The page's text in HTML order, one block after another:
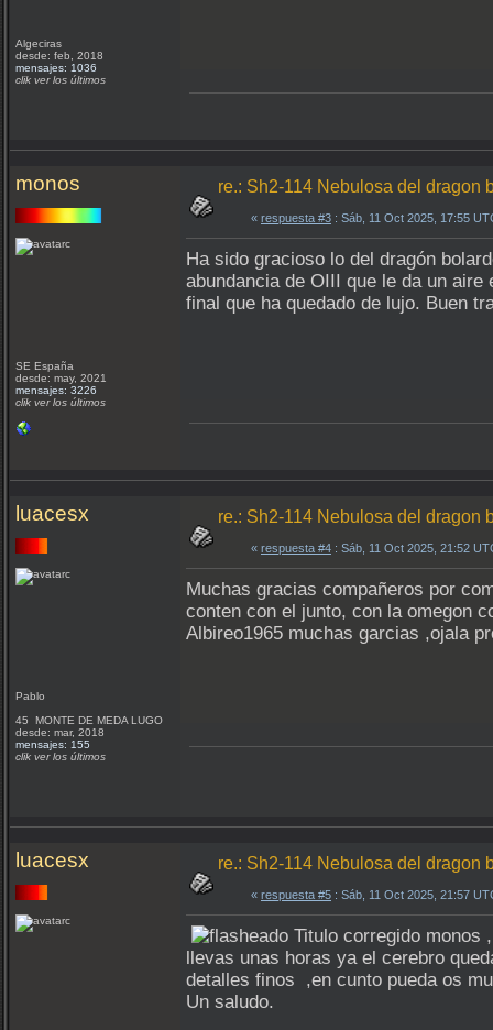
Algeciras
desde: feb, 2018
mensajes: 1036
clik ver los últimos
monos
SE España
desde: may, 2021
mensajes: 3226
clik ver los últimos
re.: Sh2-114 Nebulosa del dragon
« respuesta #3 : Sáb, 11 Oct 2025, 17:55
Ha sido gracioso lo del dragón
abundancia de OIII que le da un
final que ha quedado de lujo. Buen
luacesx
Pablo
45 MONTE DE MEDA LUGO
desde: mar, 2018
mensajes: 155
clik ver los últimos
re.: Sh2-114 Nebulosa del dragon
« respuesta #4 : Sáb, 11 Oct 2025, 21:52
Muchas gracias compañeros por
conten con el junto, con la omegon
Albireo1965 muchas garcias ,ojala
luacesx re.: Sh2-114 Nebulosa del dragon
« respuesta #5 : Sáb, 11 Oct 2025, 21:57
Titulo corregido monos
llevas unas horas ya el cerebro
detalles finos ,en cunto pueda os
Un saludo.